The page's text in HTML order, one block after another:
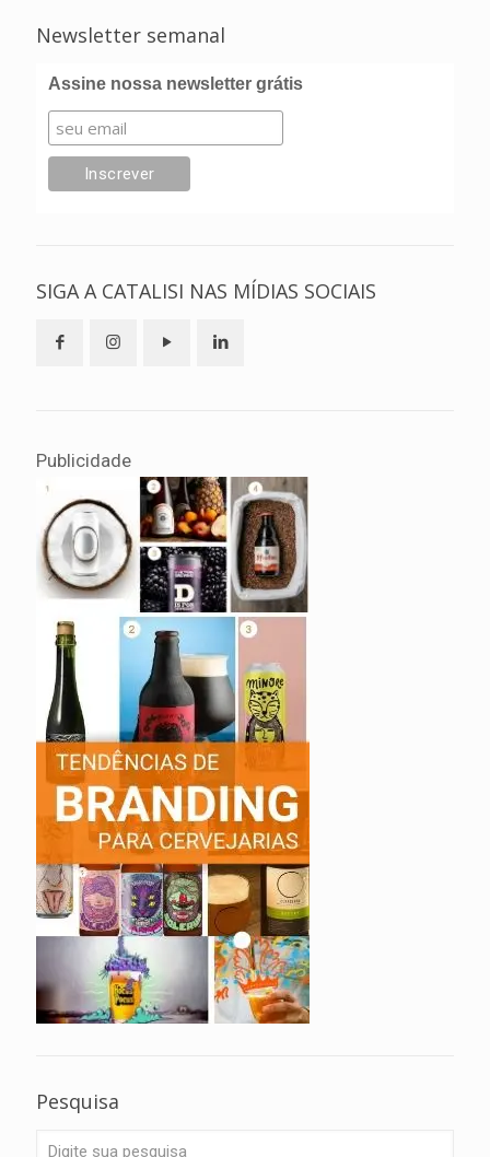
Newsletter semanal
Assine nossa newsletter grátis
SIGA A CATALISI NAS MÍDIAS SOCIAIS
Publicidade
Pesquisa